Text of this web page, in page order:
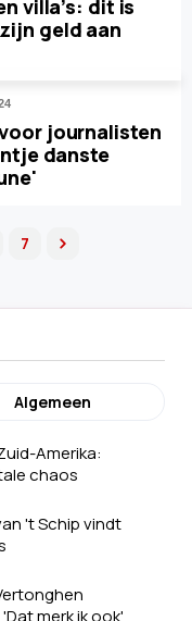
villa’s: dit is
geld aan
journalisten
danste
7
Algemeen
Amerika:
chaos
't Schip vindt
merk ik ook'